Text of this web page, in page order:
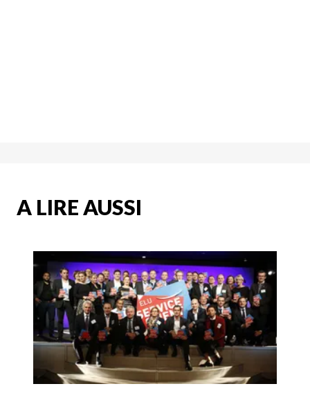
A LIRE AUSSI